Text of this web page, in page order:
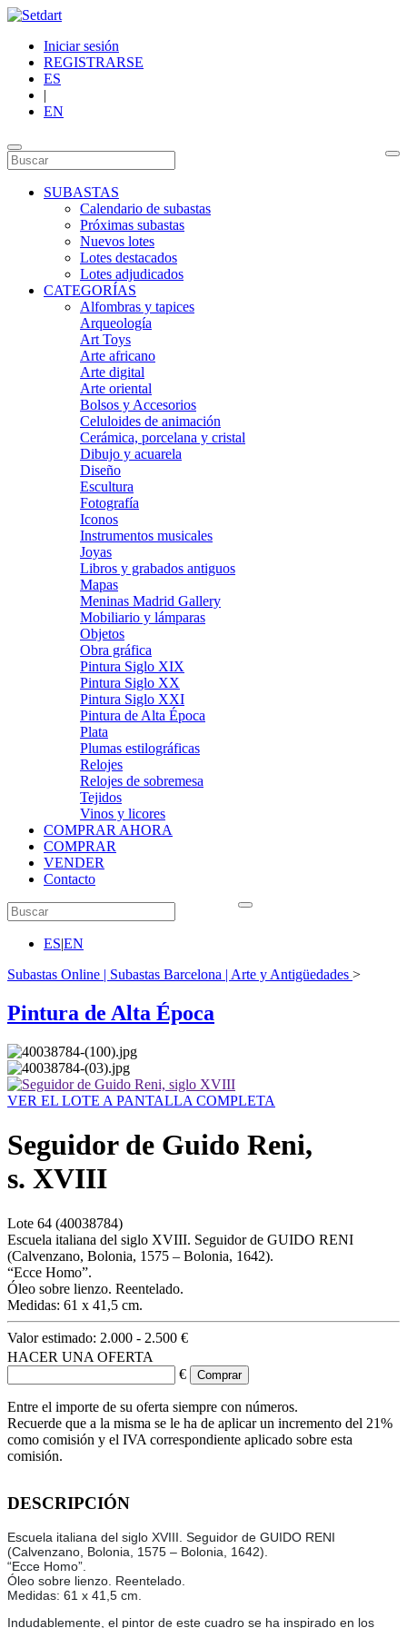
Iniciar sesión
REGISTRARSE
ES
|
EN
SUBASTAS
Calendario de subastas
Próximas subastas
Nuevos lotes
Lotes destacados
Lotes adjudicados
CATEGORÍAS
Alfombras y tapices
Arqueología
Art Toys
Arte africano
Arte digital
Arte oriental
Bolsos y Accesorios
Celuloides de animación
Cerámica, porcelana y cristal
Dibujo y acuarela
Diseño
Escultura
Fotografía
Iconos
Instrumentos musicales
Joyas
Libros y grabados antiguos
Mapas
Meninas Madrid Gallery
Mobiliario y lámparas
Objetos
Obra gráfica
Pintura Siglo XIX
Pintura Siglo XX
Pintura Siglo XXI
Pintura de Alta Época
Plata
Plumas estilográficas
Relojes
Relojes de sobremesa
Tejidos
Vinos y licores
COMPRAR AHORA
COMPRAR
VENDER
Contacto
ES|EN
Subastas Online | Subastas Barcelona | Arte y Antigüedades >
Pintura de Alta Época
VER EL LOTE A PANTALLA COMPLETA
Seguidor de Guido Reni,
s. XVIII
Lote 64 (40038784)
Escuela italiana del siglo XVIII. Seguidor de GUIDO RENI
(Calvenzano, Bolonia, 1575 – Bolonia, 1642).
“Ecce Homo”.
Óleo sobre lienzo. Reentelado.
Medidas: 61 x 41,5 cm.
Valor estimado: 2.000 - 2.500 €
HACER UNA OFERTA
€
Entre el importe de su oferta siempre con números.
Recuerde que a la misma se le ha de aplicar un incremento del 21%
como comisión y el IVA correspondiente aplicado sobre esta
comisión.
DESCRIPCIÓN
Escuela italiana del siglo XVIII. Seguidor de GUIDO RENI
(Calvenzano, Bolonia, 1575 – Bolonia, 1642).
“Ecce Homo”.
Óleo sobre lienzo. Reentelado.
Medidas: 61 x 41,5 cm.
Indudablemente, el pintor de este cuadro se ha inspirado en los